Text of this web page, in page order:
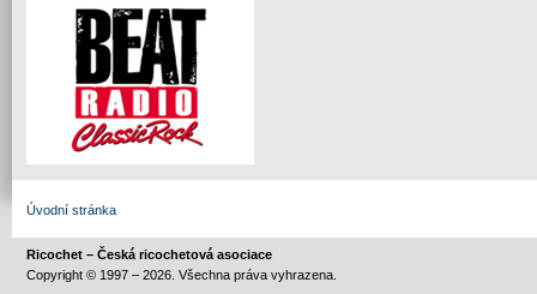
Úvodní stránka
Ricochet – Česká ricochetová asociace
Copyright © 1997 – 2026. Všechna práva vyhrazena.